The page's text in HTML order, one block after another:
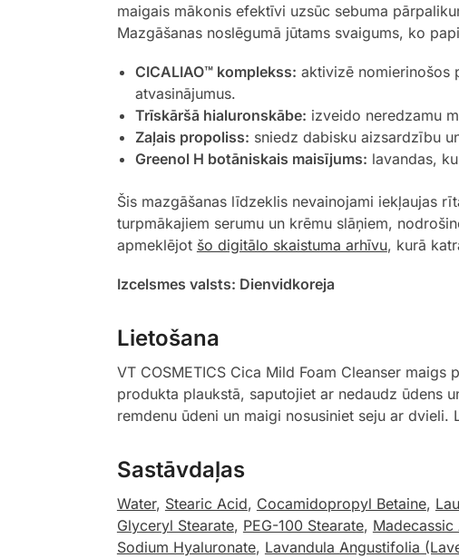
maigais mākonis efektīvi uzsūc sebuma
Mazgāšanas noslēgumā jūtams svaigums, ko
CICALIAO™ komplekss: aktivizē nomierinošos
atvasinājumus.
Trīskāršā hialuronskābe: izveido neredzamu
Zaļais propoliss: sniedz dabisku aizsardzību
Greenol H botāniskais maisījums: lavandas,
Šis mazgāšanas līdzeklis nevainojami iekļaujas
turpmākajiem serumu un krēmu slāņiem,
apmeklējot šo digitālo skaistuma arhīvu, kurā
Izcelsmes valsts: Dienvidkoreja
Lietošana
VT COSMETICS Cica Mild Foam Cleanser
produkta plaukstā, saputojiet ar nedaudz ūdens
remdenu ūdeni un maigi nosusiniet seju ar
Sastāvdaļas
Water, Stearic Acid, Cocamidopropyl Betaine,
Glyceryl Stearate, PEG-100 Stearate, Madecassic
Sodium Hyaluronate, Lavandula Angustifolia